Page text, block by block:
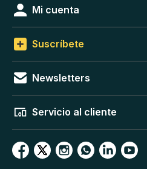
Mi cuenta
Suscríbete
Newsletters
Servicio al cliente